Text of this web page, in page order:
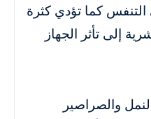
كما تؤدي كثرة
إلى تأثر الجهاز
والصراصير